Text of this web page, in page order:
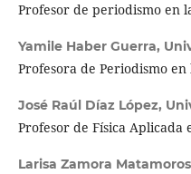
Profesor de periodismo en
Yamile Haber Guerra,
Profesora de Periodismo
José Raúl Díaz López,
Profesor de Física
Larisa Zamora